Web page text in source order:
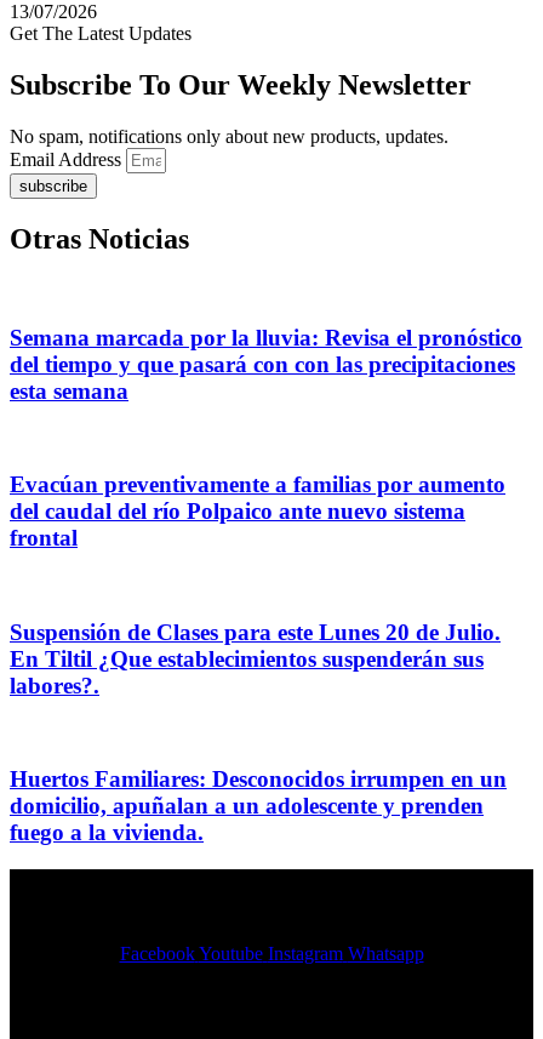
13/07/2026
Get The Latest Updates
Subscribe To Our Weekly Newsletter
No spam, notifications only about new products, updates.
Email Address
subscribe
Otras Noticias
Semana marcada por la lluvia: Revisa el pronóstico
del tiempo y que pasará con con las precipitaciones
esta semana
Evacúan preventivamente a familias por aumento
del caudal del río Polpaico ante nuevo sistema
frontal
Suspensión de Clases para este Lunes 20 de Julio.
En Tiltil ¿Que establecimientos suspenderán sus
labores?.
Huertos Familiares: Desconocidos irrumpen en un
domicilio, apuñalan a un adolescente y prenden
fuego a la vivienda.
Facebook Youtube Instagram Whatsapp